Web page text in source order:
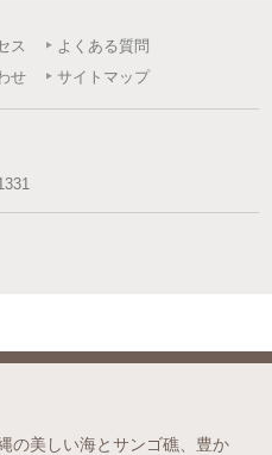
ス
よくある質問
せ サイトマップ
の美しい海とサンゴ礁、豊か